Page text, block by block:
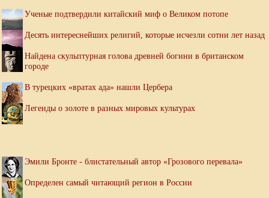
Ученые подтвердили китайский миф о Великом потопе
Десять интереснейших религий, которые исчезли сотни лет назад
Найдена скульптурная голова древней богини в британском
городе
В турецких «вратах ада» нашли Цербера
Легенды о золоте в разных мировых культурах
Эмили Бронте - блистательный автор «Грозового перевала»
Определен самый читающий регион в России